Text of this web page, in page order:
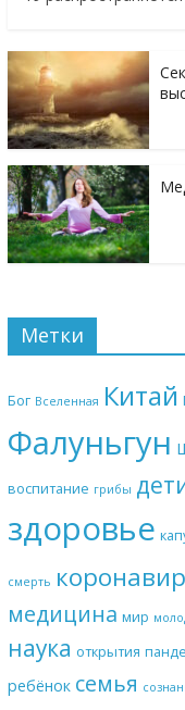
Метки
Бог Вселенная Китай
Фалуньгун
воспитание грибы
здоровье
смерть
медицина мир
наука открытия
ребёнок семья